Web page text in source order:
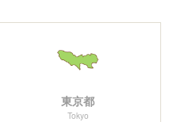
東京都
Tokyo